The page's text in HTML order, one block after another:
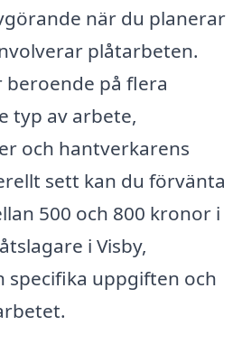
när du planerar
plåtarbeten.
beroende på flera
typ av arbete,
och hantverkarens
sett kan du förvänta
500 och 800 kronor i
i Visby,
specifika uppgiften och